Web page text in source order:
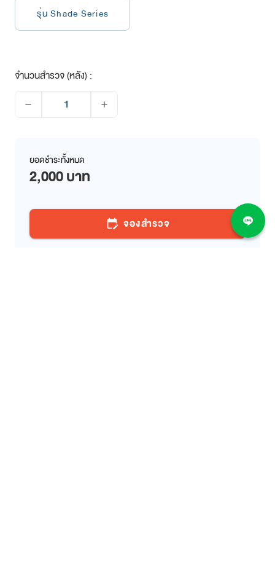
รุ่น Shade Series
จำนวนสำรวจ (หลัง) :
remove add
ยอดชำระทั้งหมด
2,000 บาท
edit_calendar จองสำรวจ